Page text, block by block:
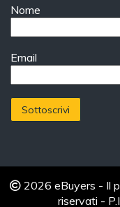
Nome
Email
2026 eBuyers - Il
riservati -